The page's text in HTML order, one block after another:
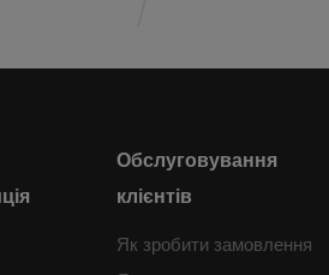
Обслуговування
клієнтів
Як зробити замовлення